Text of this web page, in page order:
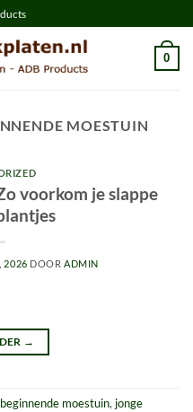
0
MOESTUIN
voorkom je slappe
2026 DOOR ADMIN
→
beginnende moestuin, jonge